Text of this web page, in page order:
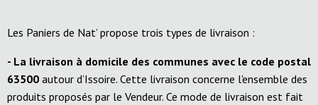
Les Paniers de Nat’ propose trois types de livraison :
- La livraison à domicile des communes avec le code postal
63500 autour d’Issoire. Cette livraison concerne l'ensemble des
produits proposés par le Vendeur. Ce mode de livraison est fait